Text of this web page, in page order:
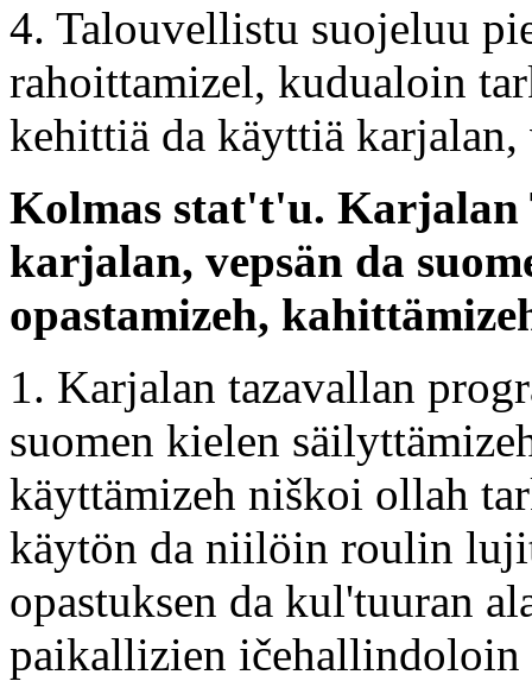
4. Talouvellistu suojeluu
rahoittamizel, kudualoin
kehittiä da käyttiä karjalan,
Kolmas stat't'u. Karjalan
karjalan, vepsän da
opastamizeh,
1. Karjalan tazavallan
suomen kielen
käyttämizeh niškoi ollah
käytön da niilöin roulin
opastuksen da kul'tuuran
paikallizien